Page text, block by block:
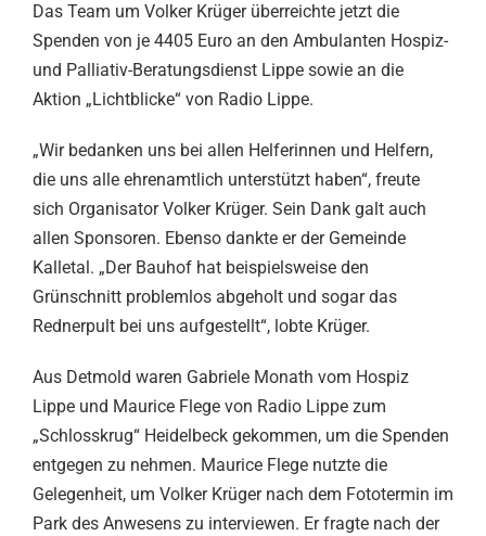
Das Team um Volker Krüger überreichte jetzt die
Spenden von je 4405 Euro an den Ambulanten Hospiz-
und Palliativ-Beratungsdienst Lippe sowie an die
Aktion „Lichtblicke“ von Radio Lippe.
„Wir bedanken uns bei allen Helferinnen und Helfern,
die uns alle ehrenamtlich unterstützt haben“, freute
sich Organisator Volker Krüger. Sein Dank galt auch
allen Sponsoren. Ebenso dankte er der Gemeinde
Kalletal. „Der Bauhof hat beispielsweise den
Grünschnitt problemlos abgeholt und sogar das
Rednerpult bei uns aufgestellt“, lobte Krüger.
Aus Detmold waren Gabriele Monath vom Hospiz
Lippe und Maurice Flege von Radio Lippe zum
„Schlosskrug“ Heidelbeck gekommen, um die Spenden
entgegen zu nehmen. Maurice Flege nutzte die
Gelegenheit, um Volker Krüger nach dem Fototermin im
Park des Anwesens zu interviewen. Er fragte nach der